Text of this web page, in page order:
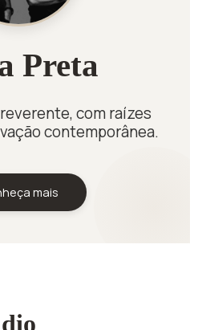
Preta
com raízes
contemporânea.
mais